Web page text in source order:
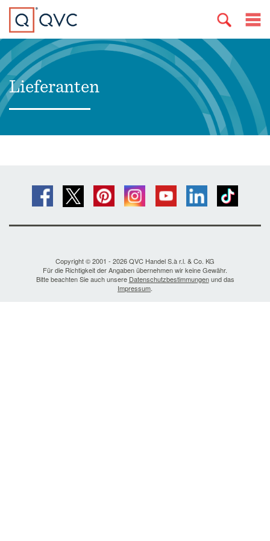
Lieferanten
Copyright © 2001 - 2026 QVC Handel S.à r.l. & Co. KG
Für die Richtigkeit der Angaben übernehmen wir keine Gewähr.
Bitte beachten Sie auch unsere Datenschutzbestimmungenund das
Impressum.